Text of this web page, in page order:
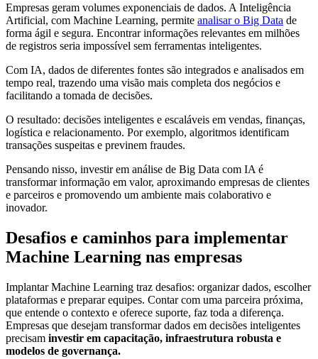
Empresas geram volumes exponenciais de dados. A Inteligência
Artificial, com Machine Learning, permite analisar o Big Data de
forma ágil e segura. Encontrar informações relevantes em milhões
de registros seria impossível sem ferramentas inteligentes.
Com IA, dados de diferentes fontes são integrados e analisados em
tempo real, trazendo uma visão mais completa dos negócios e
facilitando a tomada de decisões.
O resultado: decisões inteligentes e escaláveis em vendas, finanças,
logística e relacionamento. Por exemplo, algoritmos identificam
transações suspeitas e previnem fraudes.
Pensando nisso, investir em análise de Big Data com IA é
transformar informação em valor, aproximando empresas de clientes
e parceiros e promovendo um ambiente mais colaborativo e
inovador.
Desafios e caminhos para implementar
Machine Learning nas empresas
Implantar Machine Learning traz desafios: organizar dados, escolher
plataformas e preparar equipes. Contar com uma parceira próxima,
que entende o contexto e oferece suporte, faz toda a diferença.
Empresas que desejam transformar dados em decisões inteligentes
precisam investir em capacitação, infraestrutura robusta e
modelos de governança.